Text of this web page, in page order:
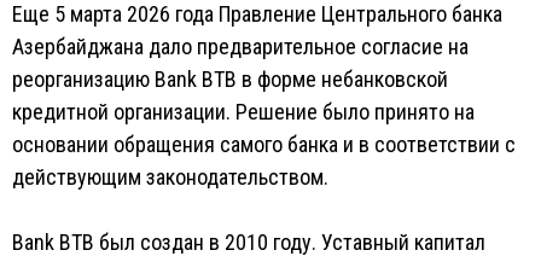
Еще 5 марта 2026 года Правление Центрального банка
Азербайджана дало предварительное согласие на
реорганизацию Bank BTB в форме небанковской
кредитной организации. Решение было принято на
основании обращения самого банка и в соответствии с
действующим законодательством.
Bank BTB был создан в 2010 году. Уставный капитал